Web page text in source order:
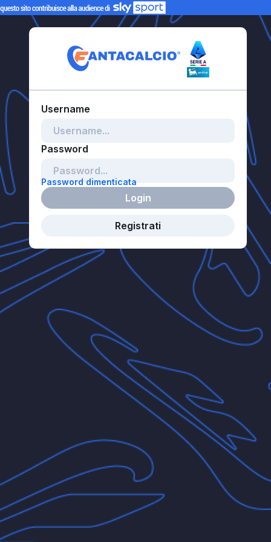
Password dimenticata
Login
Registrati